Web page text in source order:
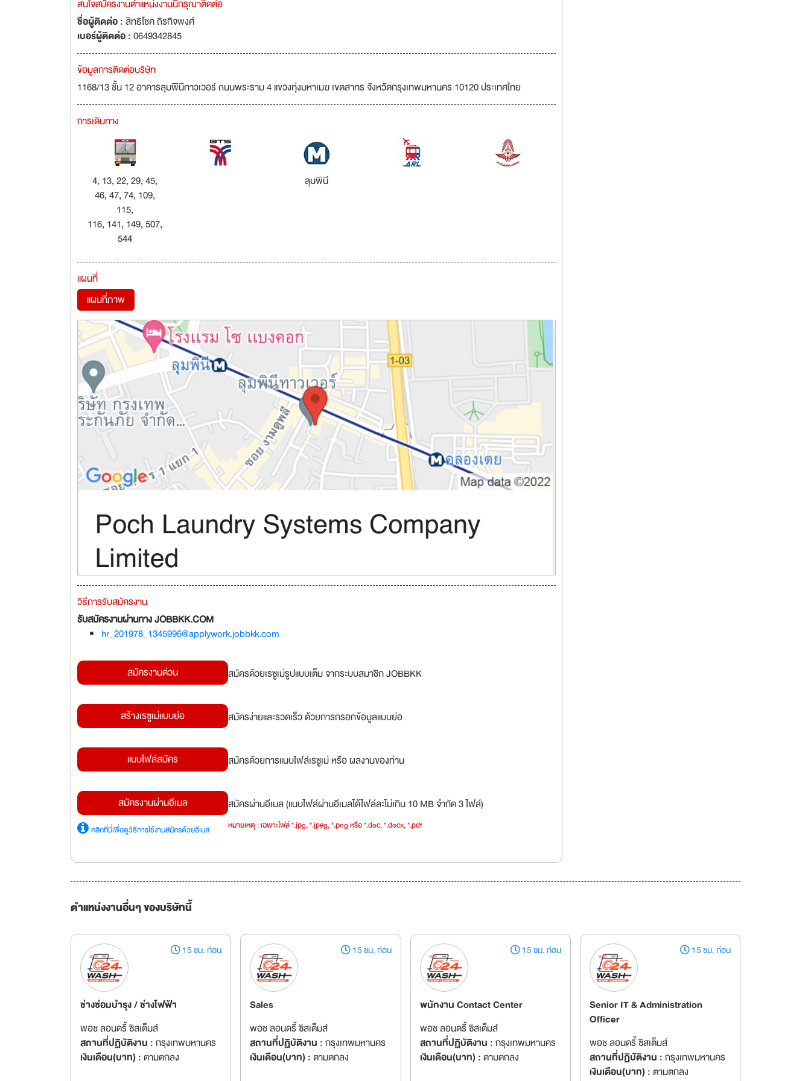
สนใจสมัครงานตำแหน่งงานนี้กรุณาติดต่อ
ชื่อผู้ติดต่อ :สิทธิโชค ถิรกิจพงศ์
เบอร์ผู้ติดต่อ :0649342845
ข้อมูลการติดต่อบริษัท
1168/13 ชั้น 12 อาคารลุมพินีทาวเวอร์ ถนนพระราม 4 แขวงทุ่งมหาเมฆ เขตสาทร จังหวัดกรุงเทพมหานคร 10120 ประเทศไทย
การเดินทาง
4, 13, 22, 29, 45,
46, 47, 74, 109,
115,
116, 141, 149, 507,
544
ลุมพินี
แผนที่
แผนที่ภาพ
วิธีการรับสมัครงาน
รับสมัครงานผ่านทาง JOBBKK.COM
hr_201978_1345996@applywork.jobbkk.com
สมัครงานด่วน สมัครด้วยเรซูเม่รูปแบบเต็ม จากระบบสมาชิก JOBBKK
สร้างเรซูเม่แบบย่อ สมัครง่ายและรวดเร็ว ด้วยการกรอกข้อมูลแบบย่อ
แนบไฟล์สมัคร สมัครด้วยการแนบไฟล์เรซูเม่ หรือ ผลงานของท่าน
สมัครงานผ่านอีเมล
คลิกที่นี่เพื่อดูวิธีการใช้งานสมัครด้วยอีเมล
สมัครผ่านอีเมล (แนบไฟล์ผ่านอีเมลได้ไฟล์ละไม่เกิน 10 MB จำกัด 3 ไฟล์)
หมายเหตุ : เฉพาะไฟล์ *.jpg, *.jpeg, *.png หรือ *.doc, *.docx, *.pdf
ตำแหน่งงานอื่นๆ ของบริษัทนี้
15 ชม. ก่อน
ช่างซ่อมบำรุง / ช่างไฟฟ้า
พอช ลอนดรี้ ซิสเต็มส์
สถานที่ปฏิบัติงาน :กรุงเทพมหานคร
เงินเดือน(บาท) :ตามตกลง
15 ชม. ก่อน
Sales
พอช ลอนดรี้ ซิสเต็มส์
สถานที่ปฏิบัติงาน :กรุงเทพมหานคร
เงินเดือน(บาท) :ตามตกลง
15 ชม. ก่อน
พนักงาน Contact Center
พอช ลอนดรี้ ซิสเต็มส์
สถานที่ปฏิบัติงาน :กรุงเทพมหานคร
เงินเดือน(บาท) :ตามตกลง
15 ชม. ก่อน
Senior IT & Administration
Officer
พอช ลอนดรี้ ซิสเต็มส์
สถานที่ปฏิบัติงาน :กรุงเทพมหานคร
เงินเดือน(บาท) :ตามตกลง